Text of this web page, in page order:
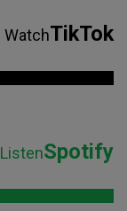
WatchTikTok
ListenSpotify